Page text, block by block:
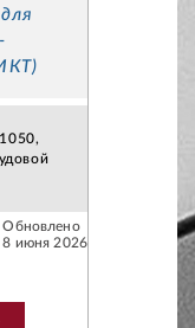
Обновлено
8 июня 2026